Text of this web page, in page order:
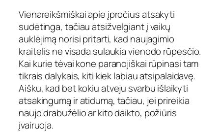
Vienareikšmiškai apie įpročius atsakyti
sudėtinga, tačiau atsižvelgiant į vaikų
auklėjimą norisi pritarti, kad naujagimio
kraitelis ne visada sulaukia vienodo rūpesčio.
Kai kurie tėvai kone paranojiškai rūpinasi tam
tikrais dalykais, kiti kiek labiau atsipalaidavę.
Aišku, kad bet kokiu atveju svarbu išlaikyti
atsakingumą ir atidumą, tačiau, jei prireikia
naujo drabužėlio ar kito daikto, požiūris
įvairuoja.